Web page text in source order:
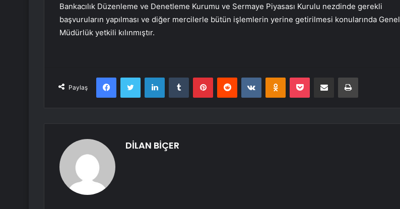
Bankacılık Düzenleme ve Denetleme Kurumu ve Sermaye Piyasası Kurulu nezdinde gerekli
başvuruların yapılması ve diğer mercilerle bütün işlemlerin yerine getirilmesi konularında Genel
Müdürlük yetkili kılınmıştır.
Paylaş
FacebookTwitter LinkedInTumblr PinterestReddit VKontakteOdnoklassniki
Pocket E-Posta ile paylaş Yazdır
DİLAN BİÇER